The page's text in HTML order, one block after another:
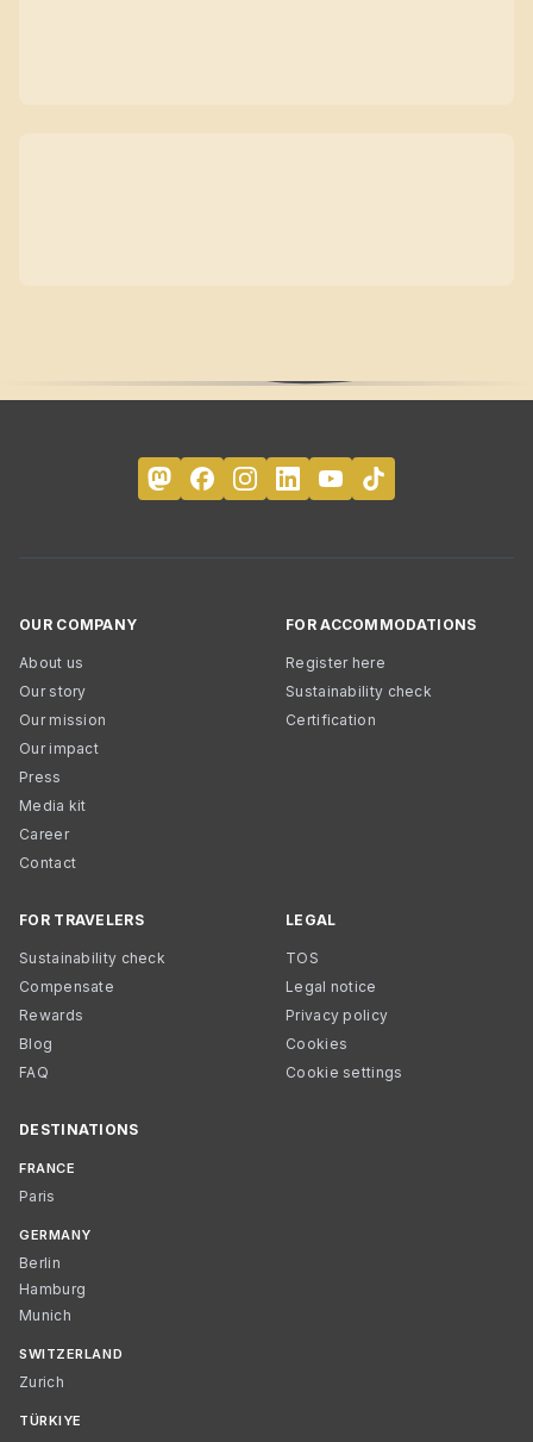
OUR COMPANY
About us
Our story
Our mission
Our impact
Press
Media kit
Career
Contact
FOR ACCOMMODATIONS
Register here
Sustainability check
Certification
FOR TRAVELERS
Sustainability check
Compensate
Rewards
Blog
FAQ
LEGAL
TOS
Legal notice
Privacy policy
Cookies
Cookie settings
DESTINATIONS
FRANCE
Paris
GERMANY
Berlin
Hamburg
Munich
SWITZERLAND
Zurich
TÜRKIYE